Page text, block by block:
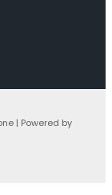
| Powered by